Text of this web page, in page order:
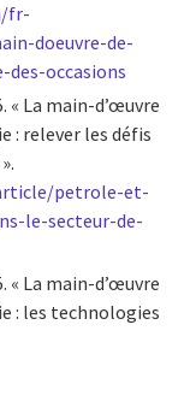
fr-
doeuvre-de-
occasions
« La main-d’œuvre
: relever les défis
petrole-et-
le-secteur-de-
« La main-d’œuvre
: les technologies